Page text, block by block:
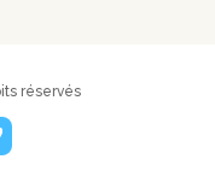
réservés